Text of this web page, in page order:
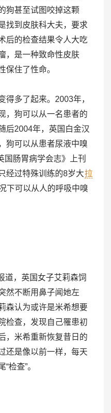
狗甚至试图咬掉这颗
找到皮肤科大夫，要求
后的检查结果令人大吃
，是一种致命性皮肤
保住了性命。
得多了起来。2003年，
，狗可以从一名患者的
后2004年，英国白金汉
狗可以从患者尿液中嗅
国肠胃病学会志》上刊
经过特殊训练的8岁大拉
下可以从人的呼吸中嗅
道，英国女子艾莉森饲
然不断用鼻子闻她左
森认为或许是米希想要
检查，发现自己罹患初
，米希重新恢复昔日的
还是像以前一样，每天
检查”。